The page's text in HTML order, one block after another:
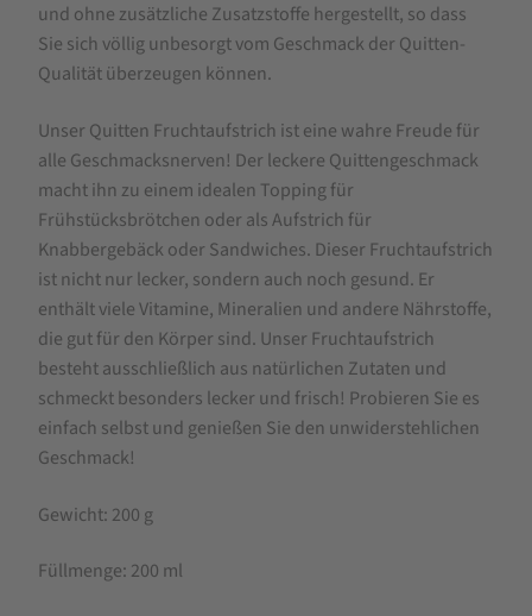
und ohne zusätzliche Zusatzstoffe hergestellt, so dass
Sie sich völlig unbesorgt vom Geschmack der Quitten-
Qualität überzeugen können.
Unser Quitten Fruchtaufstrich ist eine wahre Freude für
alle Geschmacksnerven! Der leckere Quittengeschmack
macht ihn zu einem idealen Topping für
Frühstücksbrötchen oder als Aufstrich für
Knabbergebäck oder Sandwiches. Dieser Fruchtaufstrich
ist nicht nur lecker, sondern auch noch gesund. Er
enthält viele Vitamine, Mineralien und andere Nährstoffe,
die gut für den Körper sind. Unser Fruchtaufstrich
besteht ausschließlich aus natürlichen Zutaten und
schmeckt besonders lecker und frisch! Probieren Sie es
einfach selbst und genießen Sie den unwiderstehlichen
Geschmack!
Gewicht: 200 g
Füllmenge: 200 ml